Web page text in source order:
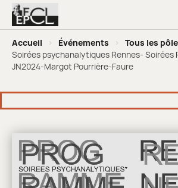
Accueil > Événements > Tous les
Soirées psychanalytiques Rennes- Soirées
JN2024-Margot Pourrière-Faure